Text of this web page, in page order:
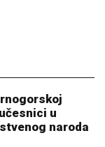
u
naroda